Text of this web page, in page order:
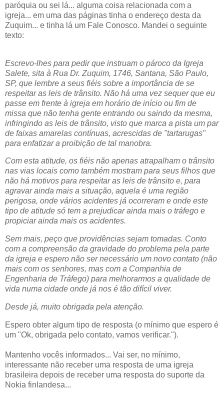
paróquia ou sei lá... alguma coisa relacionada com a
igreja... em uma das páginas tinha o endereço desta da
Zuquim... e tinha lá um Fale Conosco. Mandei o seguinte
texto:
Escrevo-lhes para pedir que instruam o pároco da Igreja
Salete, sita à Rua Dr. Zuquim, 1746, Santana, São Paulo,
SP, que lembre a seus fiéis sobre a importância de se
respeitar as leis de trânsito. Não há uma vez sequer que eu
passe em frente à igreja em horário de início ou fim de
missa que não tenha gente entrando ou saindo da mesma,
infringindo as leis de trânsito, visto que marca a pista um par
de faixas amarelas contínuas, acrescidas de "tartarugas"
para enfatizar a proibição de tal manobra.
Com esta atitude, os fiéis não apenas atrapalham o trânsito
nas vias locais como também mostram para seus filhos que
não há motivos para respeitar as leis de trânsito e, para
agravar ainda mais a situação, aquela é uma região
perigosa, onde vários acidentes já ocorreram e onde este
tipo de atitude só tem a prejudicar ainda mais o tráfego e
propiciar ainda mais os acidentes.
Sem mais, peço que providências sejam tomadas. Conto
com a compreensão da gravidade do problema pela parte
da igreja e espero não ser necessário um novo contato (não
mais com os senhores, mas com a Companhia de
Engenharia de Tráfego) para melhorarmos a qualidade de
vida numa cidade onde já nos é tão difícil viver.
Desde já, muito obrigada pela atenção.
Espero obter algum tipo de resposta (o mínimo que espero é
um "Ok, obrigada pelo contato, vamos verificar.").
Mantenho vocês informados... Vai ser, no mínimo,
interessante não receber uma resposta de uma igreja
brasileira depois de receber uma resposta do suporte da
Nokia finlandesa...